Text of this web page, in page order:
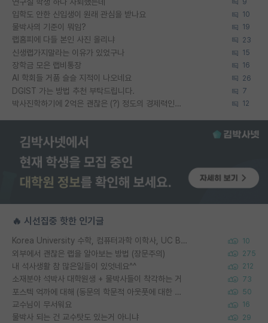
9
입학도 안한 신입생이 원래 관심을 받나요 10
물박사의 기준이 뭐임? 19
랩홈피에 다들 본인 사진 올리냐 23
신생랩가지말라는 이유가 있었구나 15
장학금 모은 랩비통장 16
AI 학회들 거품 슬슬 지적이 나오네요 26
DGIST 가는 방법 추천 부탁드립니다. 7
박사진학하기에 2억은 괜찮은 (?) 정도의 경제력인가요 12
🔥 시선집중 핫한 인기글
Korea University 수학, 컴퓨터과학 이학사, UC Berkeley 산업공학 대학원 공학박사가 되는 것은 쉽지 않겠죠? 10
외부에서 괜찮은 랩을 알아보는 방법 (장문주의) 275
내 석사생활 참 많은일들이 있엇네요^^ 212
소재분야 석박사 대학원생 + 물박사들이 착각하는 거 73
포스텍 억까에 대해 (동문의 학문적 아웃풋에 대한 반박) 50
교수님이 무서워요 16
물박사 되는 건 교수탓도 있는거 아니냐 29